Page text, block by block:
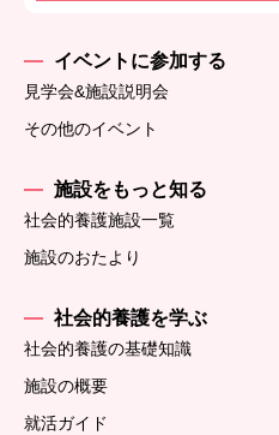
イベントに参加する
見学会&施設説明会
その他のイベント
施設をもっと知る
社会的養護施設一覧
施設のおたより
社会的養護を学ぶ
社会的養護の基礎知識
施設の概要
就活ガイド